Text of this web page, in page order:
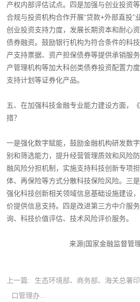
产权内部评估试点。四是加强与创业投资
合规与投资机构合作开展“贷款+外部直投”
创业投资支持力度，发展长期资本和耐心
债券融资。鼓励银行机构为符合条件的科
产支持票据、资产担保债券等提供承销服
产管理机构等加大科创类债券投资配置力
支持计划等证券化产品。
五、在加强科技金融专业能力建设方面，
措？
一是强化数字赋能，鼓励金融机构研发数
别和筛选能力，提升经营管理质效和风险
融风险分担机制，实施支持科技创新专项
体、再保险等方式分散科技保险风险。三
强化科技创新相关领域信息基础设施建设
价提供信息支持。四是改进第三方中介服
询、科技价值评估、技术风险评价服务。
来源|国家金融监督管
上一篇:
生态环境部、商务部、海关总署
口管理办...